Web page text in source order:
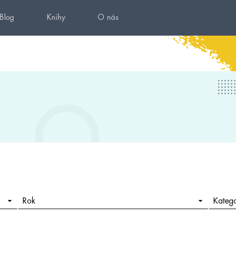
Blog Knihy O nás
Rok